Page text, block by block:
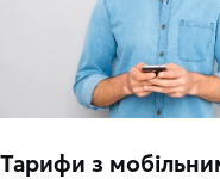
Тарифи з